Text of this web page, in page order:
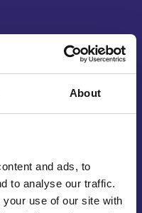
About
and ads, to
to analyse our traffic.
use of our site with
door ons
af. Welnu,
kunnen wij
afleveren vanwege
fabriek. Daardoor